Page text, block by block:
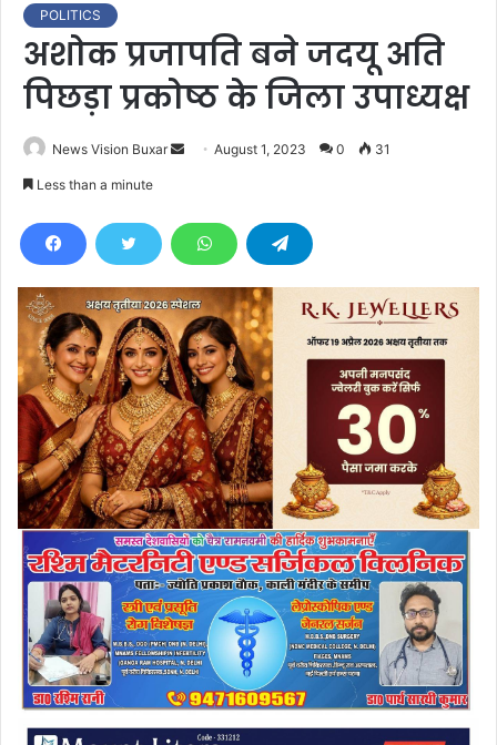
POLITICS
अशोक प्रजापति बने जदयू अति
पिछड़ा प्रकोष्ठ के जिला उपाध्यक्ष
News Vision Buxar
d
e
m
a
i
l
August 1, 2023 0 31
Less than a minute